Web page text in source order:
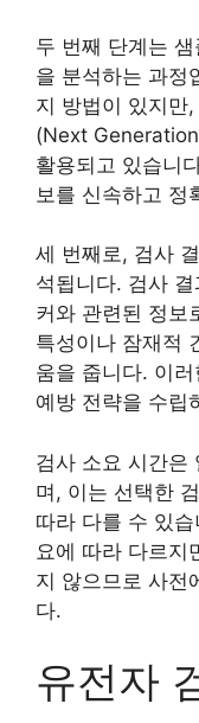
두 번째 단계는
을 분석하는 과정
지 방법이 있지만
(Next
활용되고 있습니
보를 신속하고 정
세 번째로, 검사
석됩니다. 검사
커와 관련된 정보
특성이나 잠재적
움을 줍니다. 이
예방 전략을 수립
검사 소요 시간은
며, 이는 선택한
따라 다를 수 있
요에 따라 다르지
지 않으므로 사전
다.
유전자